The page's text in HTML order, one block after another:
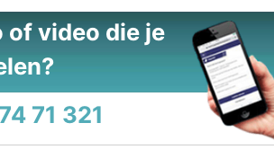
of video die je
71 321